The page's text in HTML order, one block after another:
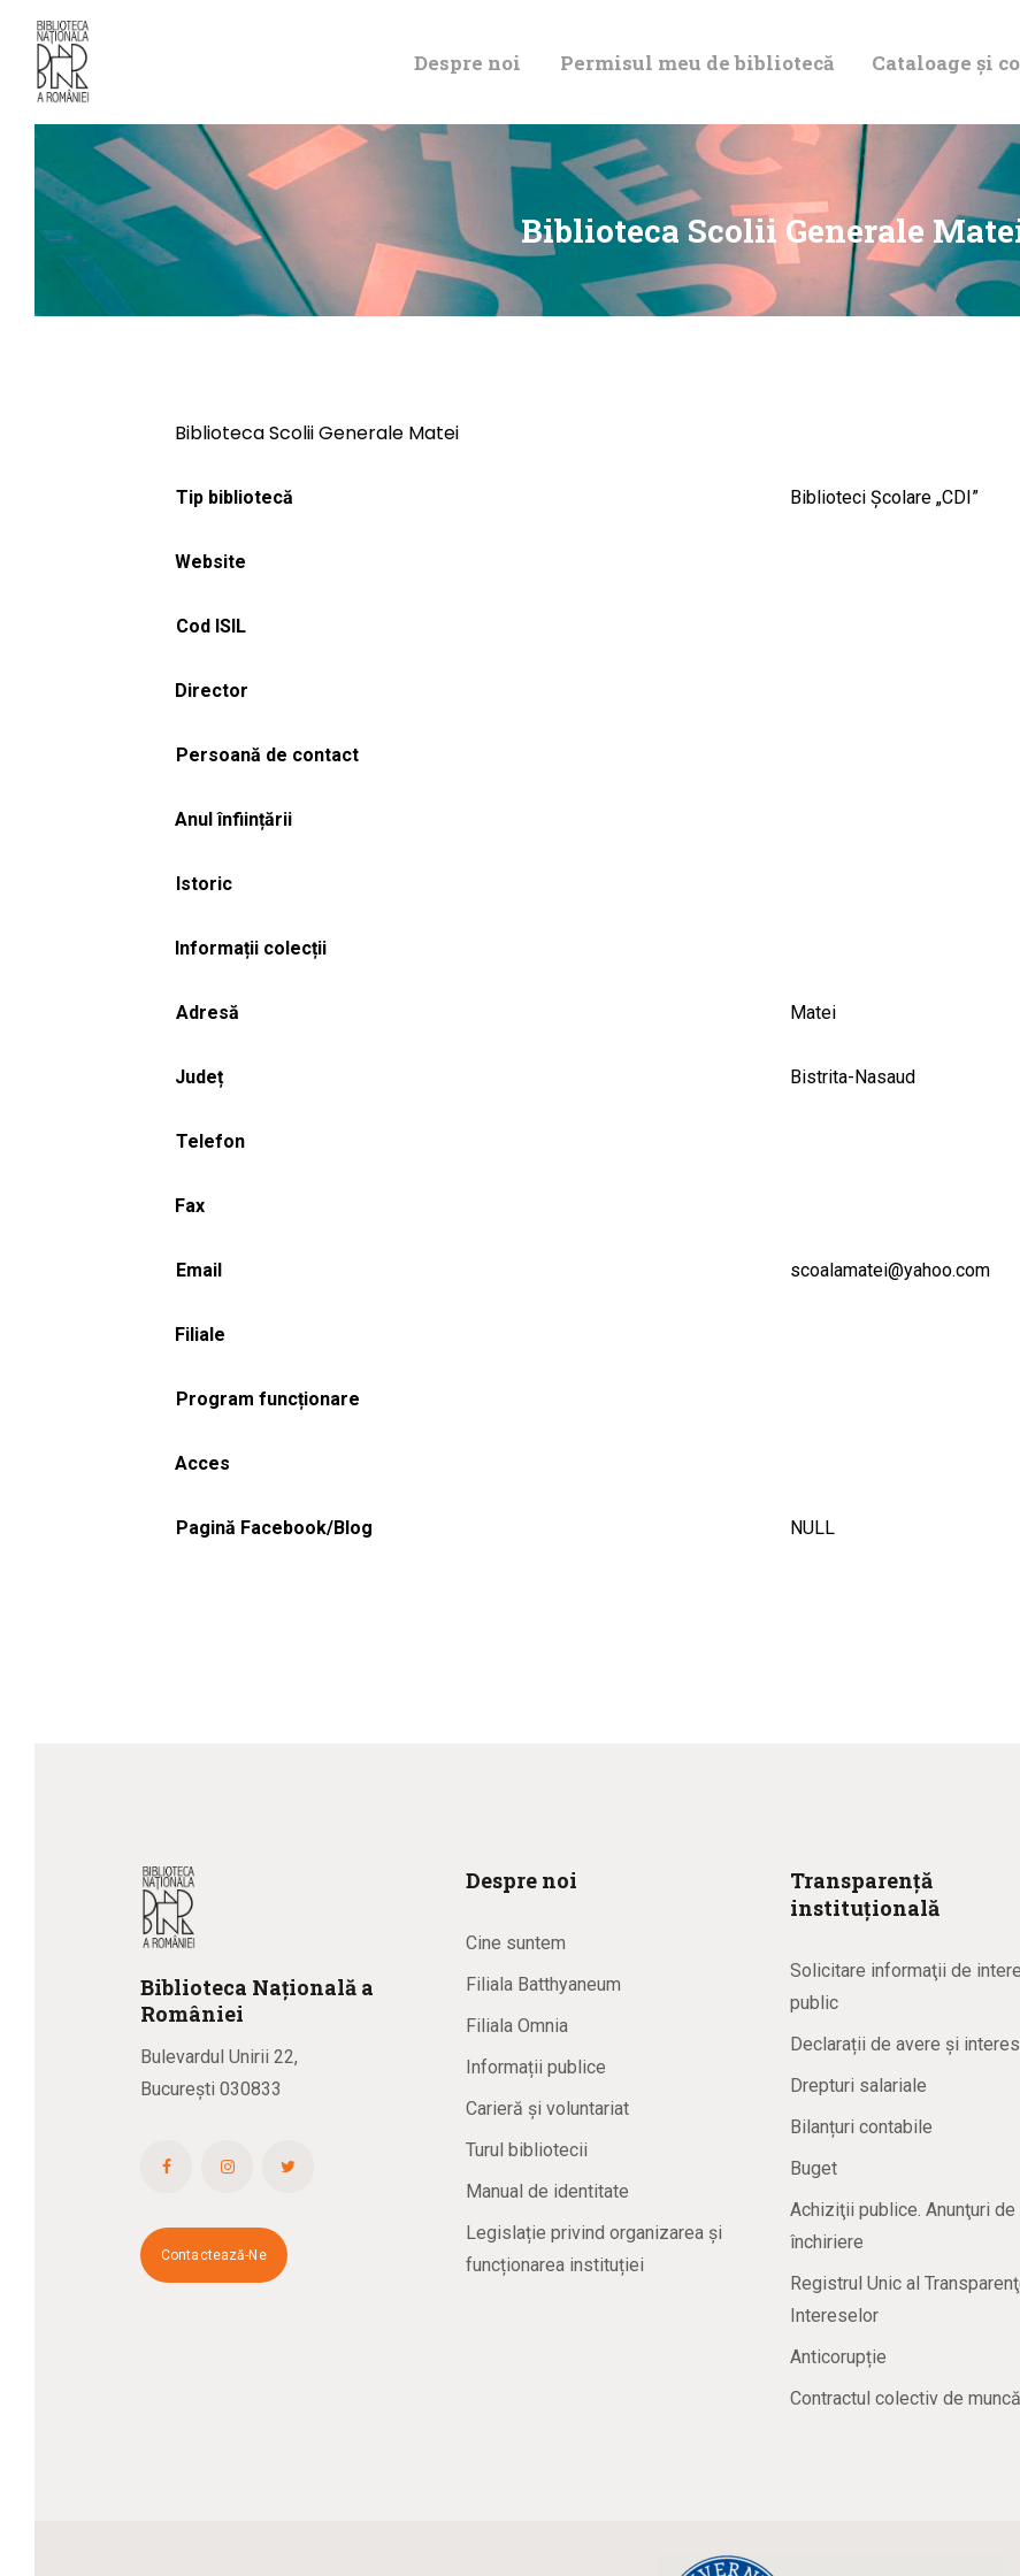
Despre noi Permisul meu de bibliotecă Cataloage și
Biblioteca Scolii Generale
DE BIBLIOTECĂ
CATALOAGE ȘI
COLECȚII
Biblioteca Scolii Generale Matei
Tip bibliotecă Biblioteci Școlare „CDI”
Website
Cod ISIL
Director
Persoană de contact
Anul înființării
Istoric
Informații colecții
Adresă Matei
Județ Bistrita-Nasaud
Telefon
Fax
Email scoalamatei@yahoo.com
Filiale
Program funcționare
Acces
Pagină Facebook/Blog NULL
Biblioteca Națională a
României
Bulevardul Unirii 22,
București 030833
Contactează-Ne
Despre noi
Cine suntem
Filiala Batthyaneum
Filiala Omnia
Informații publice
Carieră și voluntariat
Turul bibliotecii
Manual de identitate
Legislație privind organizarea și
funcționarea instituției
Transparență
instituțională
Solicitare informaţii de
public
Declarații de avere și
Drepturi salariale
Bilanțuri contabile
Buget
Achiziţii publice. Anunţuri de
închiriere
Registrul Unic al
Intereselor
Anticorupție
Contractul colectiv de muncă